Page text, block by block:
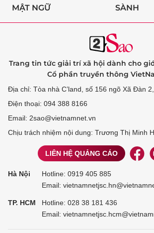
MẬT NGỮ SÀNH
Trang tin tức giải trí xã hội dành cho
Cổ phần truyền thông
Địa chỉ: Tòa nhà C’land, số 156 ngõ Xã Đàn
Điện thoại: 094 388 8166
Email: 2sao@vietnamnet.vn
Chịu trách nhiệm nội dung: Trương Thị Minh
LIÊN HỆ QUẢNG CÁO
Hà Nội Hotline: 0919 405 885
Email:
TP. HCM Hotline: 028 38 181 436
Email: